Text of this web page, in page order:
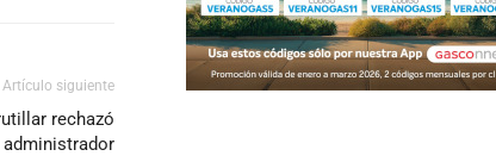
Artículo siguiente
rechazó